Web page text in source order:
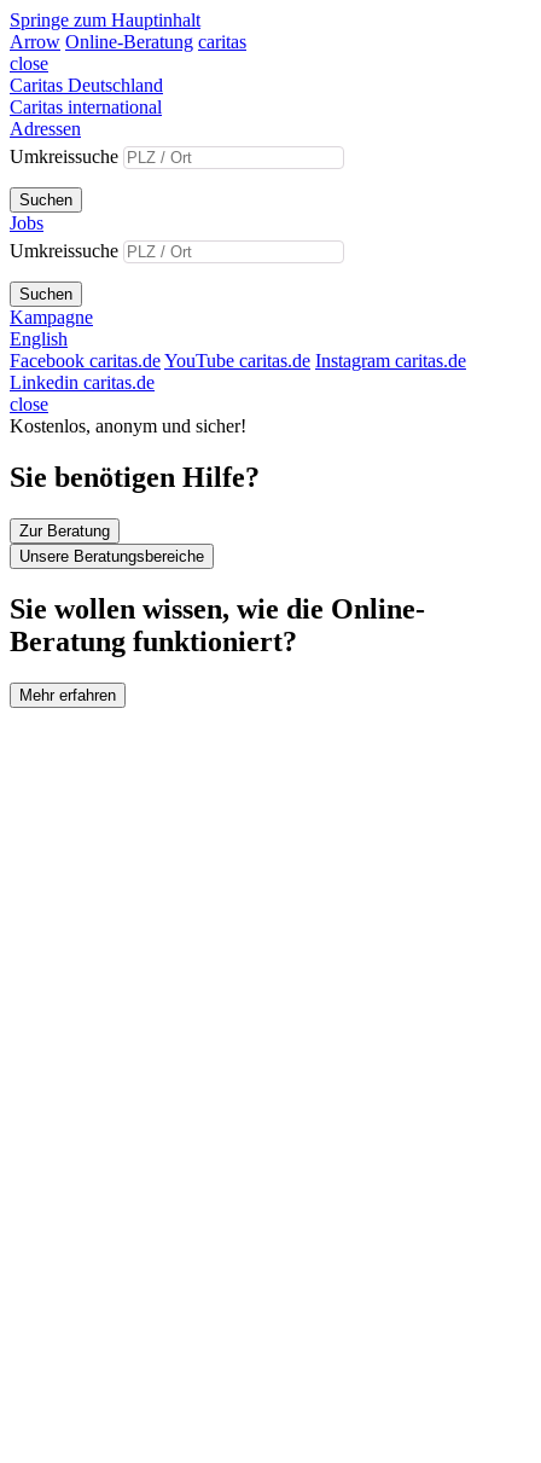
Springe zum Hauptinhalt
Arrow Online-Beratung caritas
close
Caritas Deutschland
Caritas international
Adressen
Umkreissuche
Suchen
Jobs
Umkreissuche
Suchen
Kampagne
English
Facebook caritas.deYouTube caritas.de Instagram caritas.de
Linkedin caritas.de
close
Kostenlos, anonym und sicher!
Sie benötigen Hilfe?
Zur Beratung
Unsere Beratungsbereiche
Sie wollen wissen, wie die Online-
Beratung funktioniert?
Mehr erfahren